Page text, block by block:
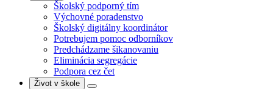
Školský podporný tím
Výchovné poradenstvo
Školský digitálny koordinátor
Potrebujem pomoc odborníkov
Predchádzame šikanovaniu
Eliminácia segregácie
Podpora cez čet
Život v škole